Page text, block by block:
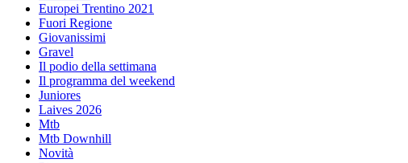
Europei Trentino 2021
Fuori Regione
Giovanissimi
Gravel
Il podio della settimana
Il programma del weekend
Juniores
Laives 2026
Mtb
Mtb Downhill
Novità